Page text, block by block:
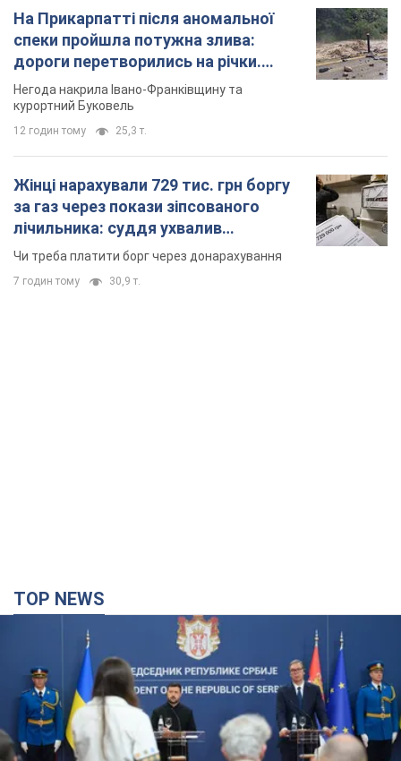
На Прикарпатті після аномальної
спеки пройшла потужна злива:
дороги перетворились на річки.
Відео
Негода накрила Івано-Франківщину та
курортний Буковель
12 годин тому 25,3 т.
Жінці нарахували 729 тис. грн боргу
за газ через покази зіпсованого
лічильника: суддя ухвалив
неочікуване рішення
Чи треба платити борг через донарахування
7 годин тому 30,9 т.
TOP NEWS